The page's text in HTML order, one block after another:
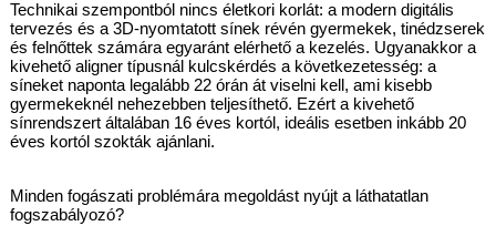
Technikai szempontból nincs életkori korlát: a modern digitális
tervezés és a 3D-nyomtatott sínek révén gyermekek, tinédzserek
és felnőttek számára egyaránt elérhető a kezelés. Ugyanakkor a
kivehető aligner típusnál kulcskérdés a következetesség: a
síneket naponta legalább 22 órán át viselni kell, ami kisebb
gyermekeknél nehezebben teljesíthető. Ezért a kivehető
sínrendszert általában 16 éves kortól, ideális esetben inkább 20
éves kortól szokták ajánlani.
Minden fogászati problémára megoldást nyújt a láthatatlan
fogszabályozó?